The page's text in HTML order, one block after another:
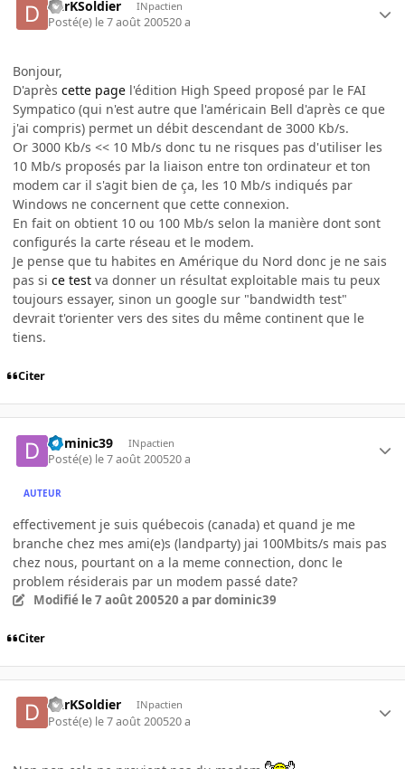
DarKSoldier INpactien
Posté(e) le 7 août 200520 a
Bonjour,
D'après cette page l'édition High Speed proposé par le FAI
Sympatico (qui n'est autre que l'américain Bell d'après ce que
j'ai compris) permet un débit descendant de 3000 Kb/s.
Or 3000 Kb/s << 10 Mb/s donc tu ne risques pas d'utiliser les
10 Mb/s proposés par la liaison entre ton ordinateur et ton
modem car il s'agit bien de ça, les 10 Mb/s indiqués par
Windows ne concernent que cette connexion.
En fait on obtient 10 ou 100 Mb/s selon la manière dont sont
configurés la carte réseau et le modem.
Je pense que tu habites en Amérique du Nord donc je ne sais
pas si ce test va donner un résultat exploitable mais tu peux
toujours essayer, sinon un google sur "bandwidth test"
devrait t'orienter vers des sites du même continent que le
tiens.
Citer
dominic39 INpactien
Posté(e) le 7 août 200520 a
AUTEUR
effectivement je suis québecois (canada) et quand je me
branche chez mes ami(e)s (landparty) jai 100Mbits/s mais pas
chez nous, pourtant on a la meme connection, donc le
problem résiderais par un modem passé date?
Modifié le 7 août 200520 a par dominic39
Citer
DarKSoldier INpactien
Posté(e) le 7 août 200520 a